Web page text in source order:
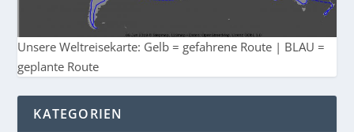
Unsere Weltreisekarte: Gelb = gefahrene Route | BLAU =
geplante Route
KATEGORIEN